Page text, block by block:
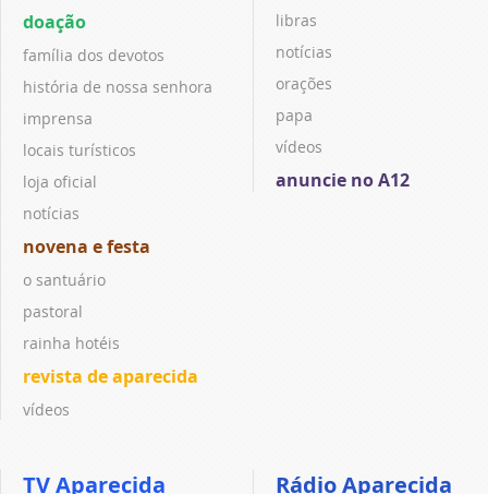
doação
família dos devotos
história de nossa senhora
imprensa
locais turísticos
loja oficial
notícias
novena e festa
o santuário
pastoral
rainha hotéis
revista de aparecida
vídeos
libras
notícias
orações
papa
vídeos
anuncie no A12
TV Aparecida Rádio Aparecida